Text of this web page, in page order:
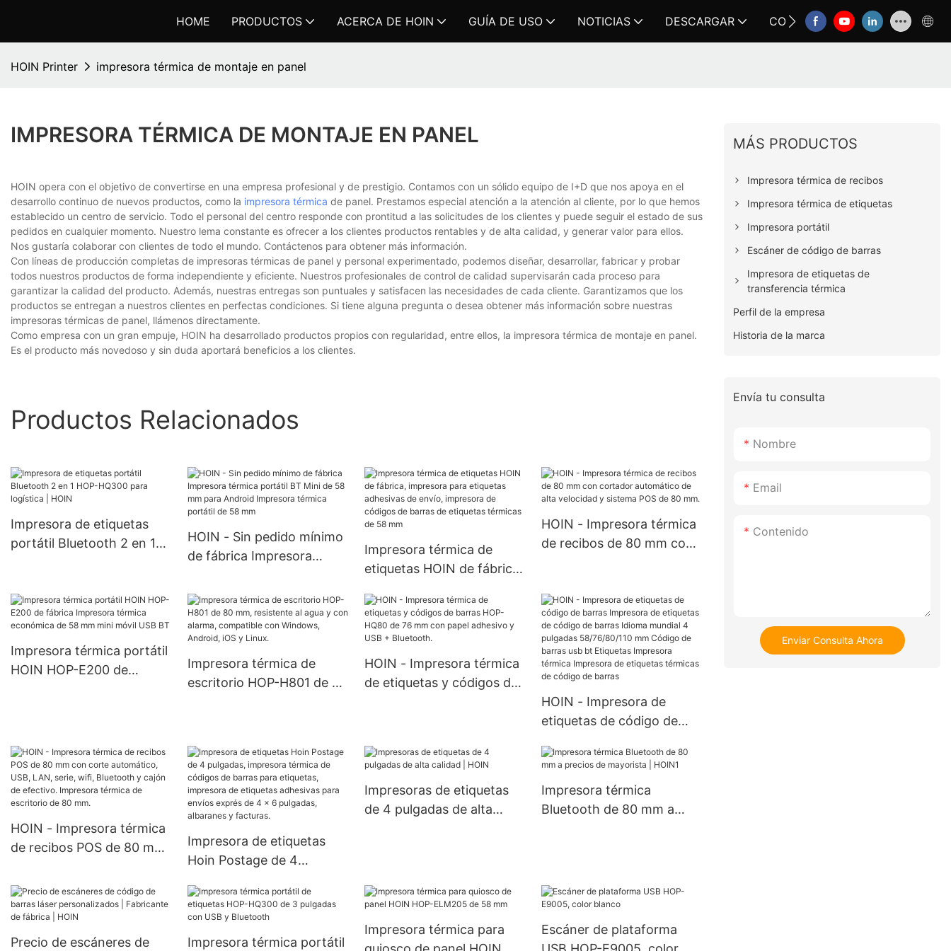
HOME PRODUCTOS ACERCA DE HOIN GUÍA DE USO NOTICIAS DESCARGAR CONTÁCTANOS FAQ
HOIN Printer impresora térmica de montaje en panel
IMPRESORA TÉRMICA DE MONTAJE EN PANEL
HOIN opera con el objetivo de convertirse en una empresa profesional y de prestigio. Contamos con un sólido equipo de I+D que nos apoya en el
desarrollo continuo de nuevos productos, como la impresora térmica de panel. Prestamos especial atención a la atención al cliente, por lo que hemos
establecido un centro de servicio. Todo el personal del centro responde con prontitud a las solicitudes de los clientes y puede seguir el estado de sus
pedidos en cualquier momento. Nuestro lema constante es ofrecer a los clientes productos rentables y de alta calidad, y generar valor para ellos.
Nos gustaría colaborar con clientes de todo el mundo. Contáctenos para obtener más información.
Con líneas de producción completas de impresoras térmicas de panel y personal experimentado, podemos diseñar, desarrollar, fabricar y probar
todos nuestros productos de forma independiente y eficiente. Nuestros profesionales de control de calidad supervisarán cada proceso para
garantizar la calidad del producto. Además, nuestras entregas son puntuales y satisfacen las necesidades de cada cliente. Garantizamos que los
productos se entregan a nuestros clientes en perfectas condiciones. Si tiene alguna pregunta o desea obtener más información sobre nuestras
impresoras térmicas de panel, llámenos directamente.
Como empresa con un gran empuje, HOIN ha desarrollado productos propios con regularidad, entre ellos, la impresora térmica de montaje en panel.
Es el producto más novedoso y sin duda aportará beneficios a los clientes.
Productos Relacionados
Impresora de etiquetas
portátil Bluetooth 2 en 1
HOIN - Sin pedido mínimo
de fábrica Impresora
58 mm para Android
Impresora térmica portátil
de 58 mm
Impresora térmica de
etiquetas HOIN de fábrica,
adhesivas de envío,
impresora de códigos de
barras de etiquetas
térmicas de 58 mm
HOIN - Impresora térmica
de recibos de 80 mm con
POS de 80 mm.
Impresora térmica portátil
HOIN HOP-E200 de
Impresora térmica de
escritorio HOP-H801 de 80
iOS y Linux.
HOIN - Impresora térmica
de etiquetas y códigos de
HOIN - Impresora de
etiquetas de código de
etiquetas de código de
pulgadas 58/76/80/110 mm
Código de barras usb bt
código de barras
HOIN - Impresora térmica
de recibos POS de 80 mm
USB, LAN, serie, wifi,
Bluetooth y cajón de
efectivo. Impresora
térmica de escritorio de 80
Impresora de etiquetas
Hoin Postage de 4
térmica de códigos de
barras para etiquetas,
impresora de etiquetas
Impresoras de etiquetas
de 4 pulgadas de alta
Impresora térmica
Bluetooth de 80 mm a
Precio de escáneres de
Impresora térmica portátil
Impresora térmica para
Escáner de plataforma
MÁS PRODUCTOS
Impresora térmica de recibos
Impresora térmica de etiquetas
Impresora portátil
Escáner de código de barras
Impresora de etiquetas de
transferencia térmica
Perfil de la empresa
Historia de la marca
Envía tu consulta
Nombre
Email
Contenido
Enviar Consulta Ahora